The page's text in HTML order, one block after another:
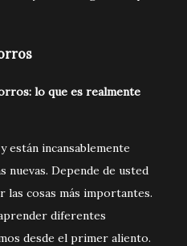
lo que es realmente
están incansablemente
nuevas. Depende de usted
las cosas más importantes.
diferentes
desde el primer aliento.